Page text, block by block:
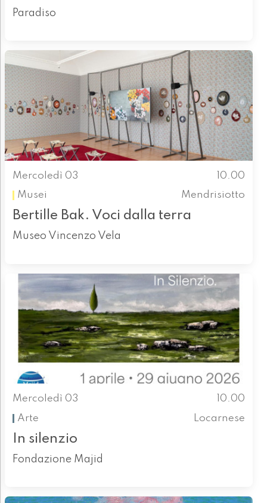
Paradiso
Mercoledì 03
10.00
Musei
Mendrisiotto
Bertille Bak. Voci dalla terra
Museo Vincenzo Vela
Mercoledì 03
10.00
Arte
Locarnese
In silenzio
Fondazione Majid